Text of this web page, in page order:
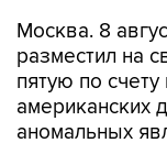
Москва. 8
разместил на
пятую по
американских
аномальных